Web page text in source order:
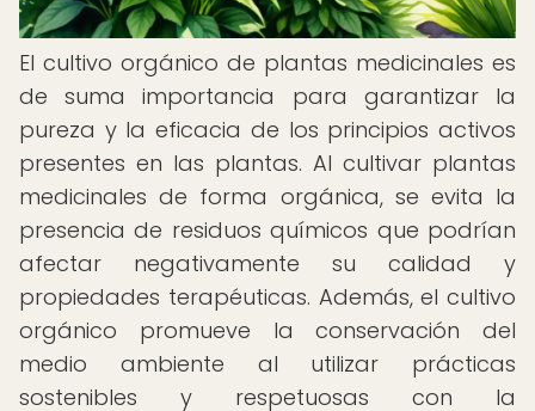
El cultivo orgánico de plantas medicinales es
de suma importancia para garantizar la
pureza y la eficacia de los principios activos
presentes en las plantas. Al cultivar plantas
medicinales de forma orgánica, se evita la
presencia de residuos químicos que podrían
afectar negativamente su calidad y
propiedades terapéuticas. Además, el cultivo
orgánico promueve la conservación del
medio ambiente al utilizar prácticas
sostenibles y respetuosas con la